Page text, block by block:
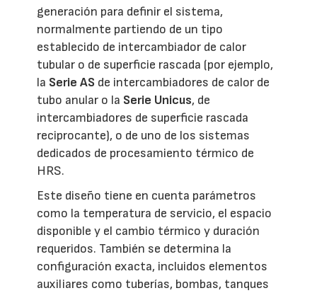
generación para definir el sistema,
normalmente partiendo de un tipo
establecido de intercambiador de calor
tubular o de superficie rascada (por ejemplo,
la Serie AS de intercambiadores de calor de
tubo anular o la Serie Unicus, de
intercambiadores de superficie rascada
reciprocante), o de uno de los sistemas
dedicados de procesamiento térmico de
HRS.
Este diseño tiene en cuenta parámetros
como la temperatura de servicio, el espacio
disponible y el cambio térmico y duración
requeridos. También se determina la
configuración exacta, incluidos elementos
auxiliares como tuberías, bombas, tanques